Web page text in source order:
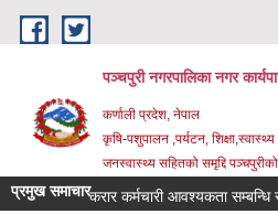
Skip to main content
पञ्चपुरी नगरपालिका नगर
कर्णाली प्रदेश, नेपाल
कृषि-पशुपालन ,पर्यटन,
जनस्वास्थ्य सहितको समृद्दि
प्रमुख समाचारकरार कर्मचारी आवश्यकता सम्बन्धि